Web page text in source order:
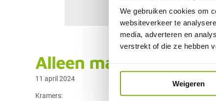
We gebruiken cookies om
websiteverkeer te
media, adverteren en
verstrekt of die ze hebben
Weigeren
Alleen maar lof over
11 april 2024
Kramers: